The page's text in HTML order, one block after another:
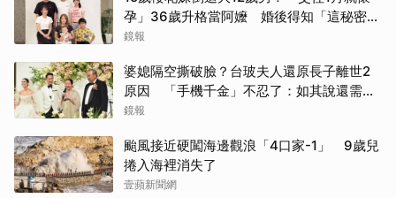
孕」36歲升格當阿嬤 婚後得知「這秘密」
傻眼了
鏡報
婆媳隔空撕破臉？台玻夫人還原長子離世2
原因 「手機千金」不忍了：如其說還需要
離開嗎？
鏡報
颱風接近硬闖海邊觀浪「4口家-1」 9歲兒
捲入海裡消失了
壹蘋新聞網